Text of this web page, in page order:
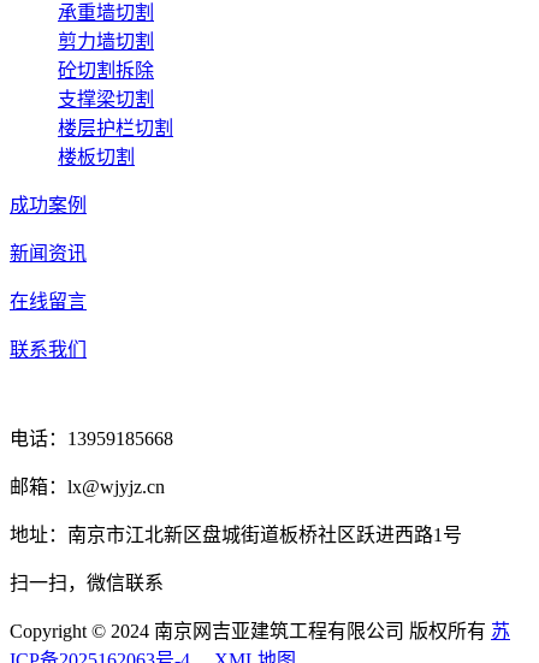
承重墙切割
剪力墙切割
砼切割拆除
支撑梁切割
楼层护栏切割
楼板切割
成功案例
新闻资讯
在线留言
联系我们
电话：13959185668
邮箱：lx@wjyjz.cn
地址：南京市江北新区盘城街道板桥社区跃进西路1号
扫一扫，微信联系
Copyright © 2024 南京网吉亚建筑工程有限公司 版权所有 苏